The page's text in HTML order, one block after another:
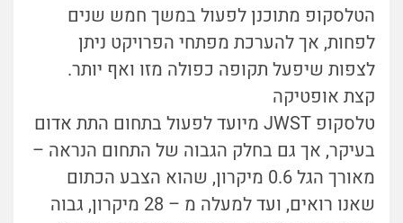
הטלסקופ מתוכנן לפעול במשך חמש שנים
לפחות, אך להערכת מפתחי הפרויקט ניתן
לצפות שיפעל תקופה כפולה מזו ואף יותר.
קצת אופטיקה
טלסקופ JWST מיועד לפעול בתחום התת אדום
בעיקר, אך גם בחלק הגבוה של התחום הנראה –
מאורך הגל 0.6 מיקרון, שהוא הצבע הכתום
שאנו רואים, ועד למעלה מ – 28 מיקרון, גבוה